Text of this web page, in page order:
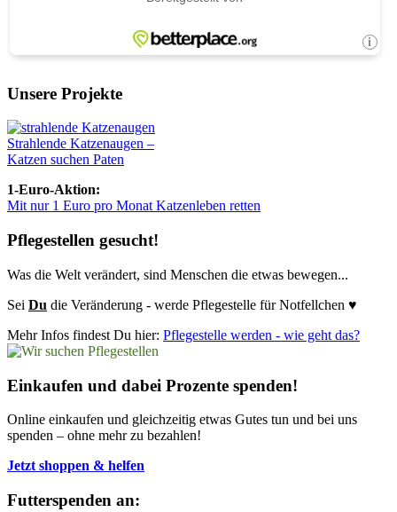
Unsere Projekte
Strahlende Katzenaugen –
Katzen suchen Paten
1-Euro-Aktion:
Mit nur 1 Euro pro Monat Katzenleben retten
Pflegestellen gesucht!
Was die Welt verändert, sind Menschen die etwas bewegen...
Sei Du die Veränderung - werde Pflegestelle für Notfellchen ♥
Mehr Infos findest Du hier: Pflegestelle werden - wie geht das?
Einkaufen und dabei Prozente spenden!
Online einkaufen und gleichzeitig etwas Gutes tun und bei uns
spenden – ohne mehr zu bezahlen!
Jetzt shoppen & helfen
Futterspenden an: